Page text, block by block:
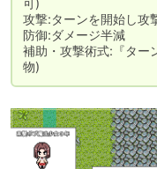
可)
攻撃:ターンを開始し攻
防御:ダメージ半減
補助・攻撃術式:『ター
物)